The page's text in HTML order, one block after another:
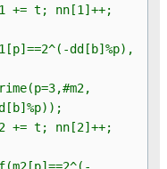
+= t; nn[1]++;
dd[b]%p),
+= t; nn[2]++;